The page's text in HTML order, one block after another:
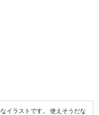
イラストです。 使えそうだな